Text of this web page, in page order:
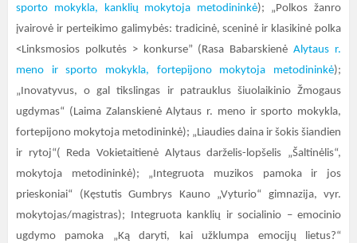
sporto mokykla, kanklių mokytoja metodininkė); „Polkos žanro
įvairovė ir perteikimo galimybės: tradicinė, sceninė ir klasikinė polka
<Linksmosios polkutės > konkurse” (Rasa BabarskienėAlytaus r.
meno ir sporto mokykla, fortepijono mokytoja metodininkė);
„Inovatyvus, o gal tikslingas ir patrauklus šiuolaikinio Žmogaus
ugdymas“ (Laima Zalanskienė Alytaus r. meno ir sporto mokykla,
fortepijono mokytoja metodininkė); „Liaudies daina ir šokis šiandien
ir rytoj“( Reda Vokietaitienė Alytaus darželis-lopšelis „Šaltinėlis“,
mokytoja metodininkė); „Integruota muzikos pamoka ir jos
prieskoniai“ (Kęstutis Gumbrys Kauno „Vyturio“ gimnazija, vyr.
mokytojas/magistras); Integruota kanklių ir socialinio – emocinio
ugdymo pamoka „Ką daryti, kai užklumpa emocijų lietus?“